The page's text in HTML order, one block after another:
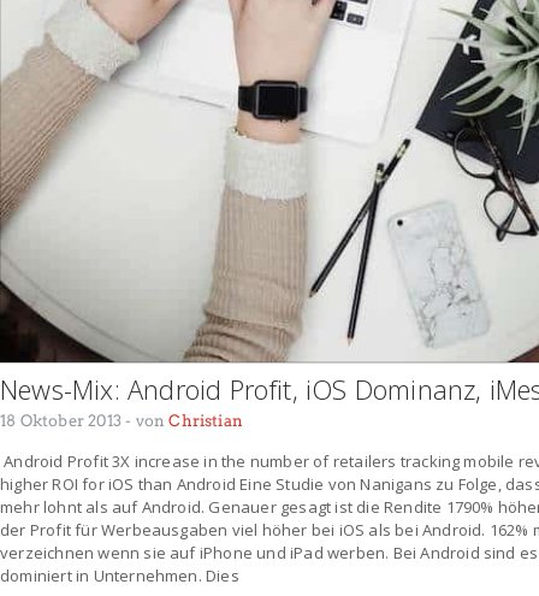
News-Mix: Android Profit, iOS Dominanz,
18 Oktober 2013 - vonChristian
Android Profit 3X increase in the number of retailers tracking mobile
higher ROI for iOS than Android Eine Studie von Nanigans zu Folge,
mehr lohnt als auf Android. Genauer gesagt ist die Rendite 1790%
der Profit für Werbeausgaben viel höher bei iOS als bei Android.
verzeichnen wenn sie auf iPhone und iPad werben. Bei Android sind es
dominiert in Unternehmen. Dies